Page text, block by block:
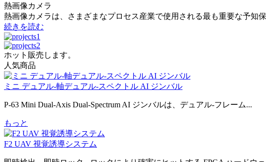
熱画像カメラ
熱画像カメラは、さまざまなプロセス産業で使用される最も重要な予知
続きを読む
ホット販売します。
人気商品
ミニ デュアル-軸デュアル-スペクトル AI ジンバル
P-63 Mini Dual-Axis Dual-Spectrum AI ジンバルは、デュアル-フレーム...
もっと
F2 UAV 視覚誘導システム